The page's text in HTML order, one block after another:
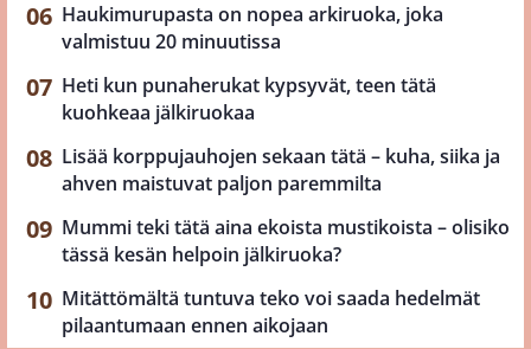
Haukimurupasta on nopea arkiruoka, joka
valmistuu 20 minuutissa
Heti kun punaherukat kypsyvät, teen tätä
kuohkeaa jälkiruokaa
Lisää korppujauhojen sekaan tätä – kuha, siika ja
ahven maistuvat paljon paremmilta
Mummi teki tätä aina ekoista mustikoista – olisiko
tässä kesän helpoin jälkiruoka?
Mitättömältä tuntuva teko voi saada hedelmät
pilaantumaan ennen aikojaan